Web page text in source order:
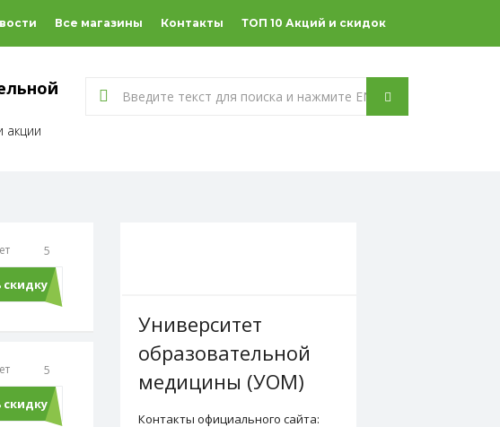
Все магазины Контакты ТОП 10 Акций и скидок
акции
5
5
Университет
образовательной
медицины (УОМ)
Контакты официального сайта: